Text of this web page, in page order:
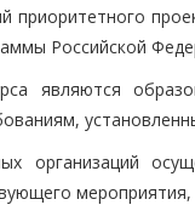
приоритетного
Российской
являются
организаций